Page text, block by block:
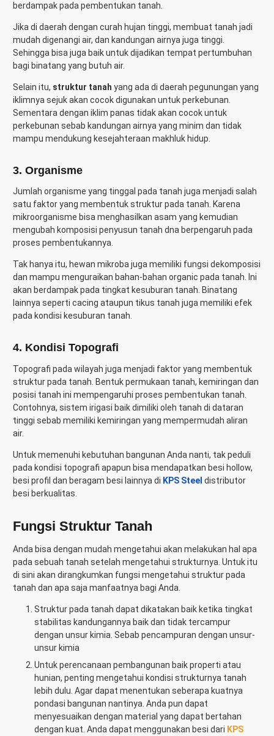
berdampak pada pembentukan tanah.
Jika di daerah dengan curah hujan tinggi, membuat tanah jadi
mudah digenangi air, dan kandungan airnya juga tinggi.
Sehingga bisa juga baik untuk dijadikan tempat pertumbuhan
bagi binatang yang butuh air.
Selain itu, struktur tanah yang ada di daerah pegunungan yang
iklimnya sejuk akan cocok digunakan untuk perkebunan.
Sementara dengan iklim panas tidak akan cocok untuk
perkebunan sebab kandungan airnya yang minim dan tidak
mampu mendukung kesejahteraan makhluk hidup.
3. Organisme
Jumlah organisme yang tinggal pada tanah juga menjadi salah
satu faktor yang membentuk struktur pada tanah. Karena
mikroorganisme bisa menghasilkan asam yang kemudian
mengubah komposisi penyusun tanah dna berpengaruh pada
proses pembentukannya.
Tak hanya itu, hewan mikroba juga memiliki fungsi dekomposisi
dan mampu menguraikan bahan-bahan organic pada tanah. Ini
akan berdampak pada tingkat kesuburan tanah. Binatang
lainnya seperti cacing ataupun tikus tanah juga memiliki efek
pada kondisi kesuburan tanah.
4. Kondisi Topografi
Topografi pada wilayah juga menjadi faktor yang membentuk
struktur pada tanah. Bentuk permukaan tanah, kemiringan dan
posisi tanah ini mempengaruhi proses pembentukan tanah.
Contohnya, sistem irigasi baik dimiliki oleh tanah di dataran
tinggi sebab memiliki kemiringan yang mempermudah aliran
air.
Untuk memenuhi kebutuhan bangunan Anda nanti, tak peduli
pada kondisi topografi apapun bisa mendapatkan besi hollow,
besi profil dan beragam besi lainnya di KPS Steel distributor
besi berkualitas.
Fungsi Struktur Tanah
Anda bisa dengan mudah mengetahui akan melakukan hal apa
pada sebuah tanah setelah mengetahui strukturnya. Untuk itu
di sini akan dirangkumkan fungsi mengetahui struktur pada
tanah dan apa saja manfaatnya bagi Anda.
Struktur pada tanah dapat dikatakan baik ketika tingkat
stabilitas kandungannya baik dan tidak tercampur
dengan unsur kimia. Sebab pencampuran dengan unsur-
unsur kimia
Untuk perencanaan pembangunan baik properti atau
hunian, penting mengetahui kondisi strukturnya tanah
lebih dulu. Agar dapat menentukan seberapa kuatnya
pondasi bangunan nantinya. Anda pun dapat
menyesuaikan dengan material yang dapat bertahan
dengan kuat. Anda dapat menggunakan besi dari KPS